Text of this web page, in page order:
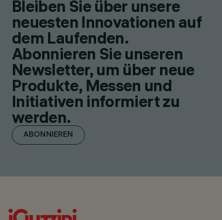
Bleiben Sie über unsere
neuesten Innovationen auf
dem Laufenden.
Abonnieren Sie unseren
Newsletter, um über neue
Produkte, Messen und
Initiativen informiert zu
werden.
ABONNIEREN